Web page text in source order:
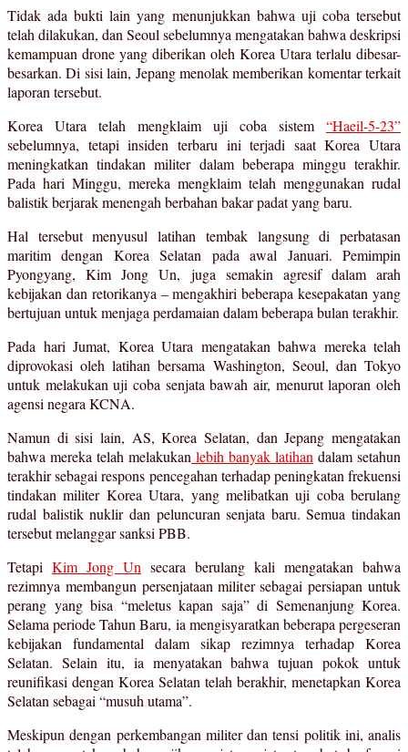
Tidak ada bukti lain yang menunjukkan bahwa uji coba tersebut
telah dilakukan, dan Seoul sebelumnya mengatakan bahwa deskripsi
kemampuan drone yang diberikan oleh Korea Utara terlalu dibesar-
besarkan. Di sisi lain, Jepang menolak memberikan komentar terkait
laporan tersebut.
Korea Utara telah mengklaim uji coba sistem “Haeil-5-23”
sebelumnya, tetapi insiden terbaru ini terjadi saat Korea Utara
meningkatkan tindakan militer dalam beberapa minggu terakhir.
Pada hari Minggu, mereka mengklaim telah menggunakan rudal
balistik berjarak menengah berbahan bakar padat yang baru.
Hal tersebut menyusul latihan tembak langsung di perbatasan
maritim dengan Korea Selatan pada awal Januari. Pemimpin
Pyongyang, Kim Jong Un, juga semakin agresif dalam arah
kebijakan dan retorikanya – mengakhiri beberapa kesepakatan yang
bertujuan untuk menjaga perdamaian dalam beberapa bulan terakhir.
Pada hari Jumat, Korea Utara mengatakan bahwa mereka telah
diprovokasi oleh latihan bersama Washington, Seoul, dan Tokyo
untuk melakukan uji coba senjata bawah air, menurut laporan oleh
agensi negara KCNA.
Namun di sisi lain, AS, Korea Selatan, dan Jepang mengatakan
bahwa mereka telah melakukan lebih banyak latihan dalam setahun
terakhir sebagai respons pencegahan terhadap peningkatan frekuensi
tindakan militer Korea Utara, yang melibatkan uji coba berulang
rudal balistik nuklir dan peluncuran senjata baru. Semua tindakan
tersebut melanggar sanksi PBB.
Tetapi Kim Jong Un secara berulang kali mengatakan bahwa
rezimnya membangun persenjataan militer sebagai persiapan untuk
perang yang bisa “meletus kapan saja” di Semenanjung Korea.
Selama periode Tahun Baru, ia mengisyaratkan beberapa pergeseran
kebijakan fundamental dalam sikap rezimnya terhadap Korea
Selatan. Selain itu, ia menyatakan bahwa tujuan pokok untuk
reunifikasi dengan Korea Selatan telah berakhir, menetapkan Korea
Selatan sebagai “musuh utama”.
Meskipun dengan perkembangan militer dan tensi politik ini, analis